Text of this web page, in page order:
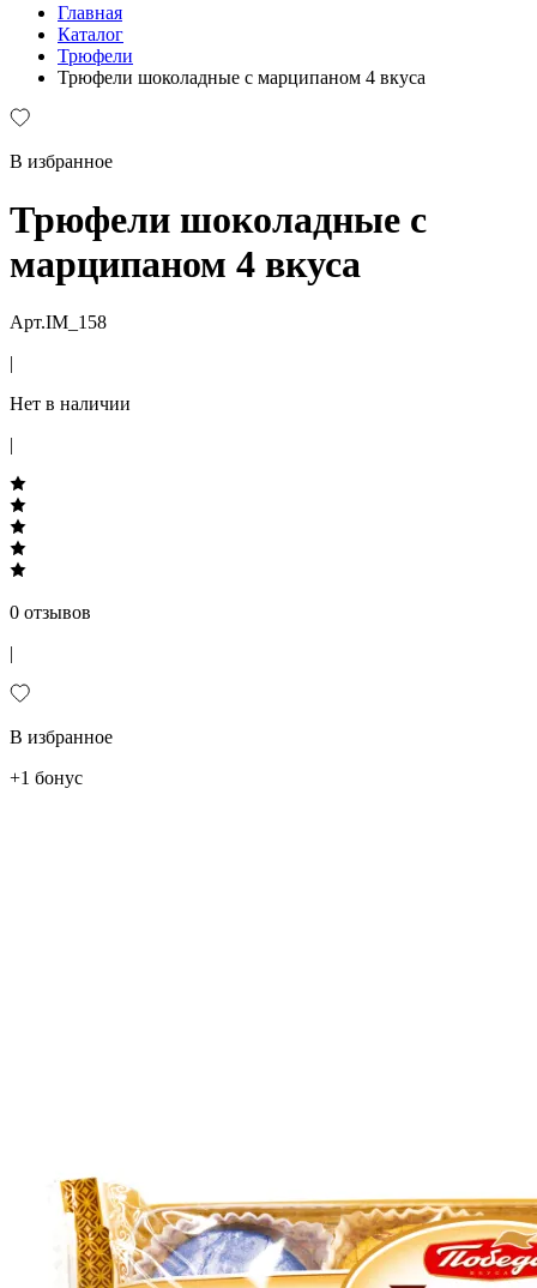
Главная
Каталог
Трюфели
Трюфели шоколадные с марципаном 4 вкуса
В избранное
Трюфели шоколадные с
марципаном 4 вкуса
Арт.IM_158
|
Нет в наличии
|
0 отзывов
|
В избранное
+1 бонус